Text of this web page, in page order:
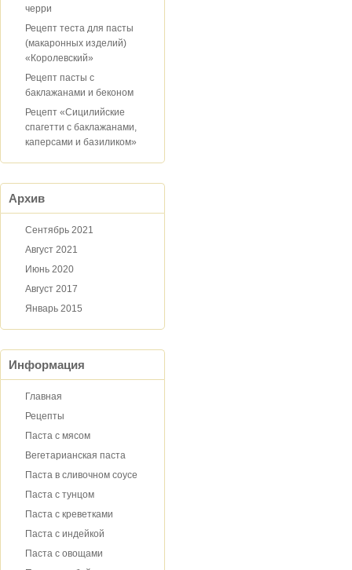
черри
Рецепт теста для пасты
(макаронных изделий)
«Королевский»
Рецепт пасты с
баклажанами и беконом
Рецепт «Сицилийские
спагетти с баклажанами,
каперсами и базиликом»
Архив
Сентябрь 2021
Август 2021
Июнь 2020
Август 2017
Январь 2015
Информация
Главная
Рецепты
Паста с мясом
Вегетарианская паста
Паста в сливочном соусе
Паста с тунцом
Паста с креветками
Паста с индейкой
Паста с овощами